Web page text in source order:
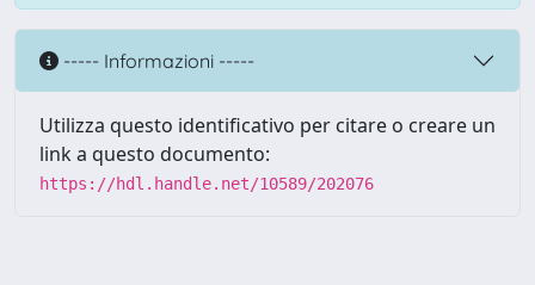
----- Informazioni -----
Utilizza questo identificativo per citare o creare un
link a questo documento:
https://hdl.handle.net/10589/202076